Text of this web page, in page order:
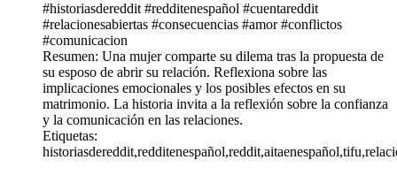
#historiasdereddit #redditenespañol #cuentareddit
#relacionesabiertas #consecuencias #amor #conflictos
#comunicacion
Resumen: Una mujer comparte su dilema tras la propuesta de
su esposo de abrir su relación. Reflexiona sobre las
implicaciones emocionales y los posibles efectos en su
matrimonio. La historia invita a la reflexión sobre la confianza
y la comunicación en las relaciones.
Etiquetas: